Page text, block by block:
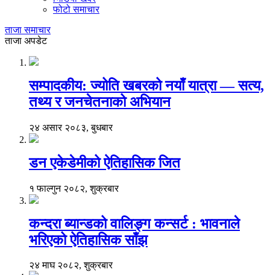
फोटो समाचार
ताजा समाचार
ताजा अपडेट
सम्पादकीय: ज्योति खबरको नयाँ यात्रा — सत्य,
तथ्य र जनचेतनाको अभियान
२४ असार २०८३, बुधबार
डन एकेडेमीको ऐतिहासिक जित
१ फाल्गुन २०८२, शुक्रबार
कन्दरा ब्यान्डको वालिङ्ग कन्सर्ट : भावनाले
भरिएको ऐतिहासिक साँझ
२४ माघ २०८२, शुक्रबार